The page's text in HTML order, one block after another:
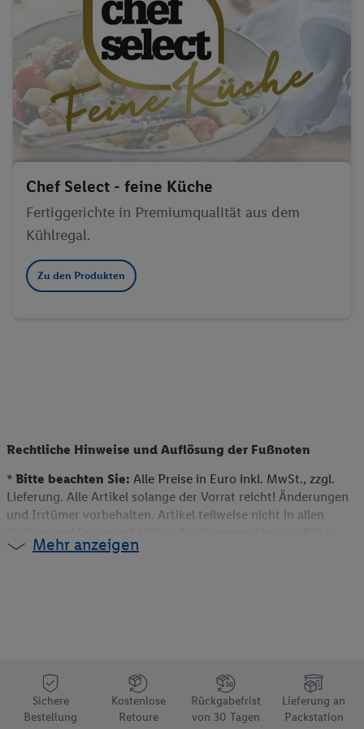
Chef Select - feine Küche
Fertiggerichte in Premiumqualität aus dem
Kühlregal.
Zu den Produkten
Rechtliche Hinweise und Auflösung der Fußnoten
* Bitte beachten Sie: Alle Preise in Euro inkl. MwSt., zzgl.
Lieferung. Alle Artikel solange der Vorrat reicht! Änderungen
und Irrtümer vorbehalten. Artikel teilweise nicht in allen
beachten Sie, dass wir nur Bestellungen von Kunden mit einer
Bedingungen der Coupons sind über den jeweiligen Link am
Coupon aufrufbar.
Preisvorteil gegenüber dem Grundpreis einer
Mehr anzeigen
Sichere
Bestellung
Kostenlose
Retoure
Rückgabefrist
von 30 Tagen
Lieferung an
Packstation
Liste der Partner (Lieferanten)